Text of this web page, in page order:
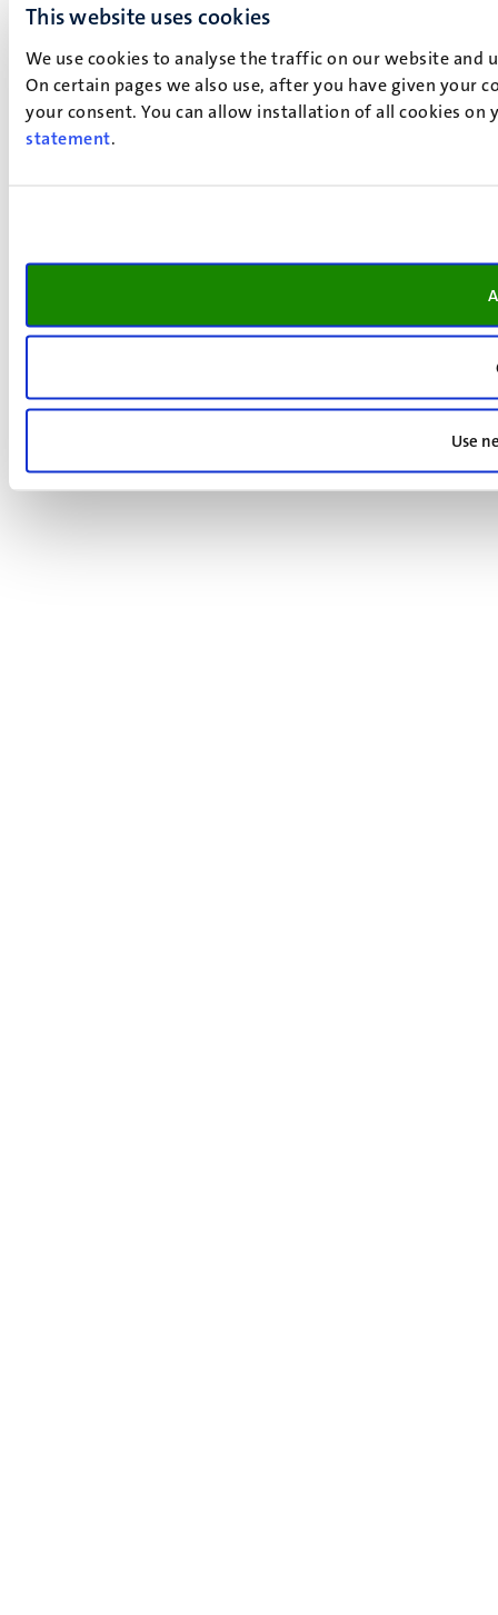
This website uses cookies
We use cookies to analyse the traffic on our website
On certain pages we also use, after you have given your
your consent. You can allow installation of all cookies
statement.
Use